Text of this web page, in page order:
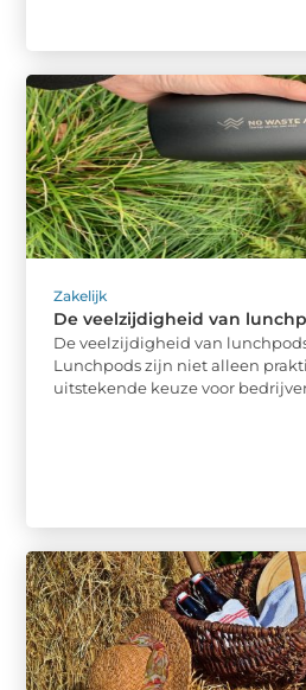
Zakelijk
De veelzijdigheid van
De veelzijdigheid van
Lunchpods zijn niet alleen
uitstekende keuze voor